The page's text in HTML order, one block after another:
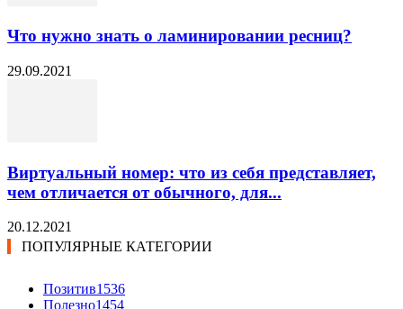
Что нужно знать о ламинировании ресниц?
29.09.2021
Виртуальный номер: что из себя представляет,
чем отличается от обычного, для...
20.12.2021
ПОПУЛЯРНЫЕ КАТЕГОРИИ
Позитив1536
Полезно1454